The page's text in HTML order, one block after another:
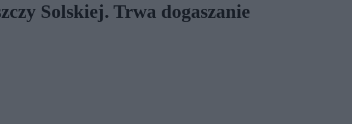
Solskiej. Trwa dogaszanie